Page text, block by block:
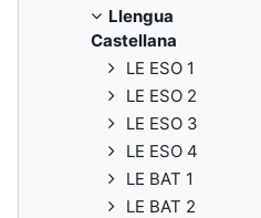
Llengua
Castellana
LE ESO 1
LE ESO 2
LE ESO 3
LE ESO 4
LE BAT 1
LE BAT 2